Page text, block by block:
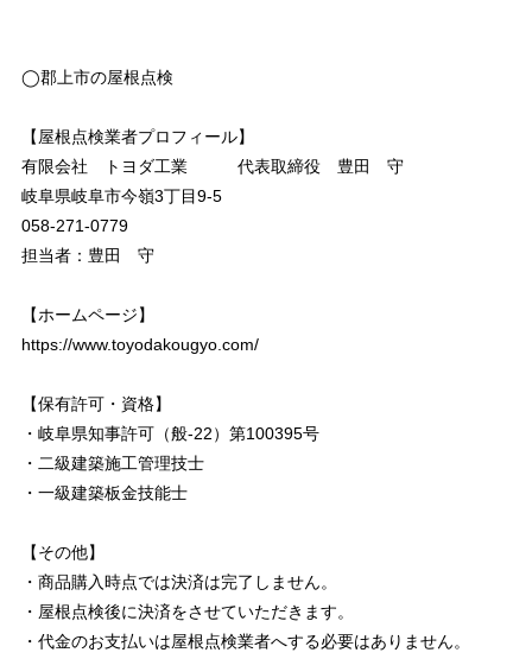
◯郡上市の屋根点検
【屋根点検業者プロフィール】
有限会社 トヨダ工業 代表取締役 豊田 守
岐阜県岐阜市今嶺3丁目9-5
058-271-0779
担当者：豊田 守
【ホームページ】
https://www.toyodakougyo.com/
【保有許可・資格】
・岐阜県知事許可（般-22）第100395号
・二級建築施工管理技士
・一級建築板金技能士
【その他】
・商品購入時点では決済は完了しません。
・屋根点検後に決済をさせていただきます。
・代金のお支払いは屋根点検業者へする必要はありません。